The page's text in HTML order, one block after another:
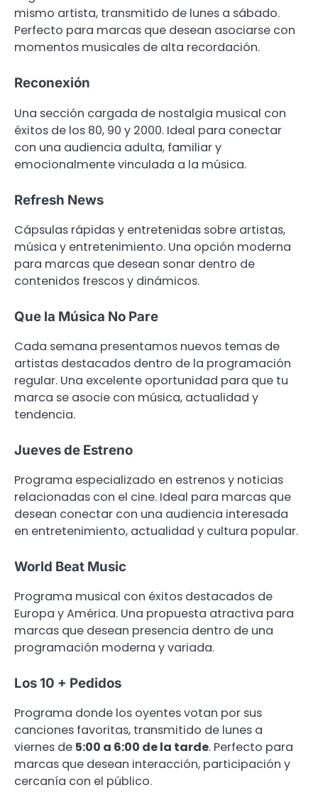
mismo artista, transmitido de lunes a sábado.
Perfecto para marcas que desean asociarse con
momentos musicales de alta recordación.
Reconexión
Una sección cargada de nostalgia musical con
éxitos de los 80, 90 y 2000. Ideal para conectar
con una audiencia adulta, familiar y
emocionalmente vinculada a la música.
Refresh News
Cápsulas rápidas y entretenidas sobre artistas,
música y entretenimiento. Una opción moderna
para marcas que desean sonar dentro de
contenidos frescos y dinámicos.
Que la Música No Pare
Cada semana presentamos nuevos temas de
artistas destacados dentro de la programación
regular. Una excelente oportunidad para que tu
marca se asocie con música, actualidad y
tendencia.
Jueves de Estreno
Programa especializado en estrenos y noticias
relacionadas con el cine. Ideal para marcas que
desean conectar con una audiencia interesada
en entretenimiento, actualidad y cultura popular.
World Beat Music
Programa musical con éxitos destacados de
Europa y América. Una propuesta atractiva para
marcas que desean presencia dentro de una
programación moderna y variada.
Los 10 + Pedidos
Programa donde los oyentes votan por sus
canciones favoritas, transmitido de lunes a
viernes de 5:00 a 6:00 de la tarde. Perfecto para
marcas que desean interacción, participación y
cercanía con el público.